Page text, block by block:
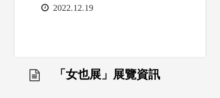
日
2022.12.19
「女也展」展覽資訊